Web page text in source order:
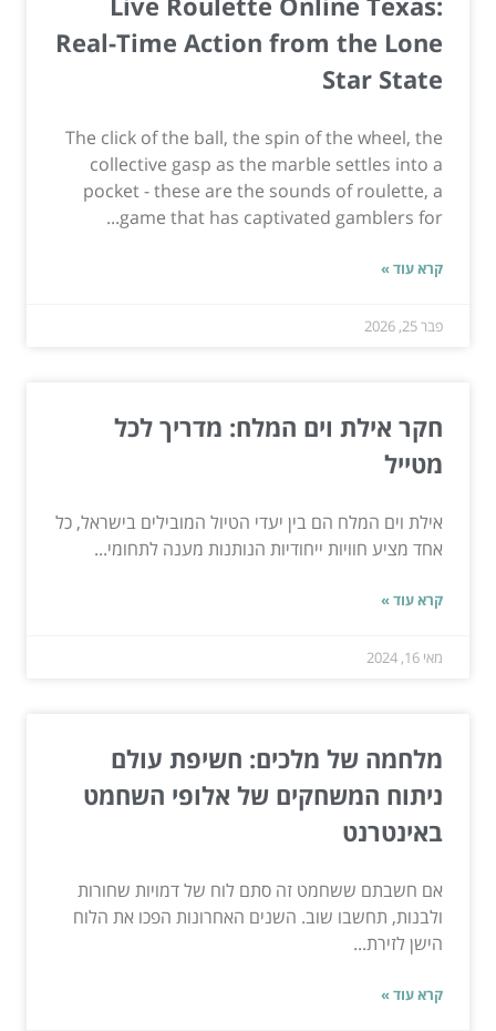
Real-Time Action from the Lone
Star State
The click of the ball, the spin of the wheel, the
collective gasp as the marble settles into a
pocket - these are the sounds of roulette, a
game that has captivated gamblers for...
קרא עוד »
פבר 25, 2026
חקר אילת וים המלח: מדריך לכל
מטייל
אילת וים המלח הם בין יעדי הטיול המובילים בישראל, כל
אחד מציע חוויות ייחודיות הנותנות מענה לתחומי...
קרא עוד »
מאי 16, 2024
מלחמה של מלכים: חשיפת עולם
ניתוח המשחקים של אלופי השחמט
באינטרנט
אם חשבתם ששחמט זה סתם לוח של דמויות שחורות
ולבנות, תחשבו שוב. השנים האחרונות הפכו את הלוח
הישן לזירת...
קרא עוד »